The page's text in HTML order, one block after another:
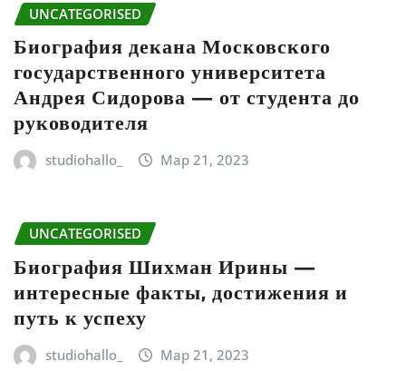
UNCATEGORISED
Биография декана Московского
государственного университета
Андрея Сидорова — от студента до
руководителя
studiohallo_ Мар 21, 2023
UNCATEGORISED
Биография Шихман Ирины —
интересные факты, достижения и
путь к успеху
studiohallo_ Мар 21, 2023